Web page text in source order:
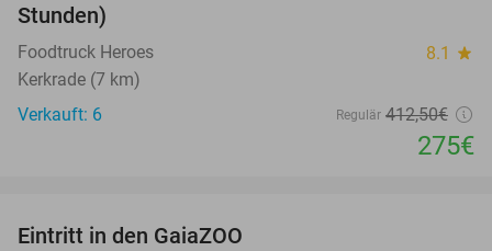
Stunden)
Foodtruck Heroes 8.1 star
Kerkrade (7 km)
Verkauft: 6
Regulär 412,50€
275€
Eintritt in den GaiaZOO